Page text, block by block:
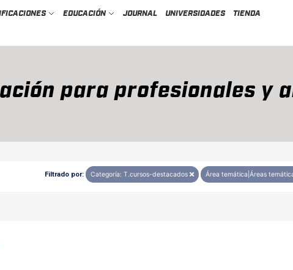
EDUCACIÓN JOURNAL UNIVERSIDADES TIENDA
para profesionales y
Filtrado por: Categoría: T.cursos-destacados Área temática|Áreas